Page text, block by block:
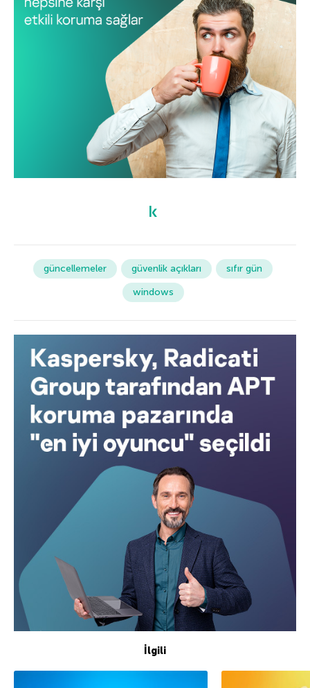
güncellemeler güvenlik açıkları
sıfır gün
windows
İlgili